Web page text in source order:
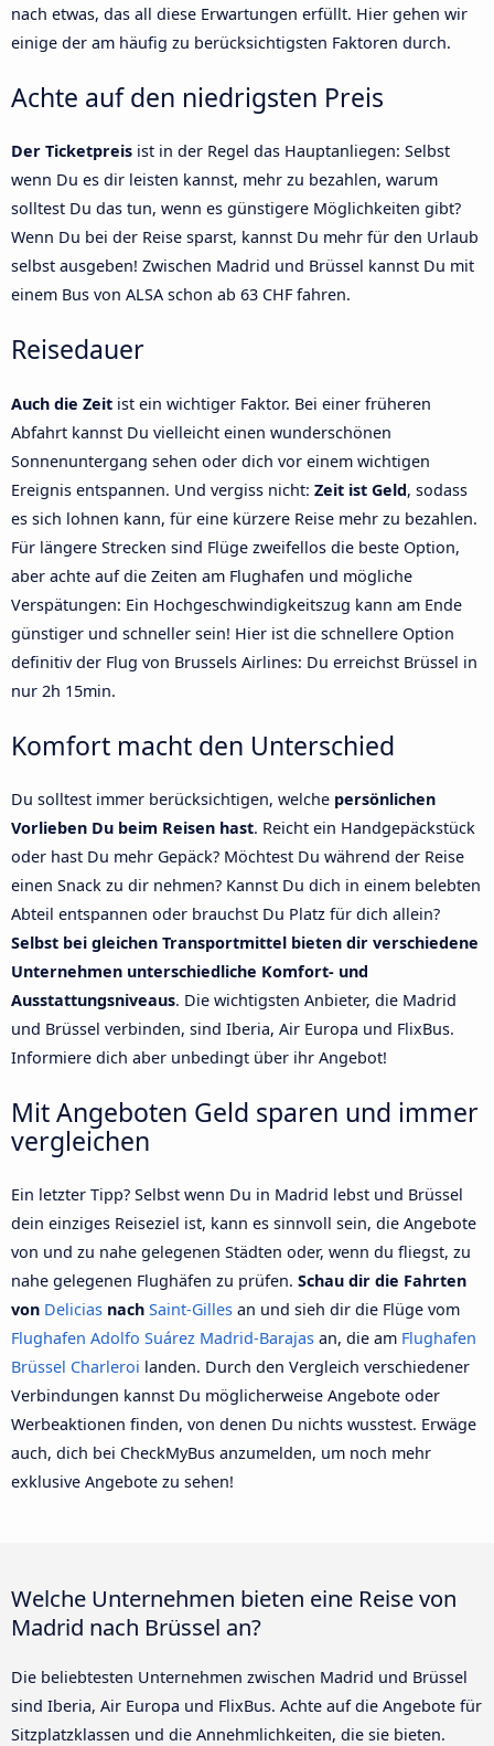
nach etwas, das all diese Erwartungen erfüllt. Hier gehen wir
einige der am häufig zu berücksichtigsten Faktoren durch.
Achte auf den niedrigsten Preis
Der Ticketpreis ist in der Regel das Hauptanliegen: Selbst
wenn Du es dir leisten kannst, mehr zu bezahlen, warum
solltest Du das tun, wenn es günstigere Möglichkeiten gibt?
Wenn Du bei der Reise sparst, kannst Du mehr für den Urlaub
selbst ausgeben! Zwischen Madrid und Brüssel kannst Du mit
einem Bus von ALSA schon ab 63 CHF fahren.
Reisedauer
Auch die Zeit ist ein wichtiger Faktor. Bei einer früheren
Abfahrt kannst Du vielleicht einen wunderschönen
Sonnenuntergang sehen oder dich vor einem wichtigen
Ereignis entspannen. Und vergiss nicht: Zeit ist Geld, sodass
es sich lohnen kann, für eine kürzere Reise mehr zu bezahlen.
Für längere Strecken sind Flüge zweifellos die beste Option,
aber achte auf die Zeiten am Flughafen und mögliche
Verspätungen: Ein Hochgeschwindigkeitszug kann am Ende
günstiger und schneller sein! Hier ist die schnellere Option
definitiv der Flug von Brussels Airlines: Du erreichst Brüssel in
nur 2h 15min.
Komfort macht den Unterschied
Du solltest immer berücksichtigen, welche persönlichen
Vorlieben Du beim Reisen hast. Reicht ein Handgepäckstück
oder hast Du mehr Gepäck? Möchtest Du während der Reise
einen Snack zu dir nehmen? Kannst Du dich in einem belebten
Abteil entspannen oder brauchst Du Platz für dich allein?
Selbst bei gleichen Transportmittel bieten dir verschiedene
Unternehmen unterschiedliche Komfort- und
Ausstattungsniveaus. Die wichtigsten Anbieter, die Madrid
und Brüssel verbinden, sind Iberia, Air Europa und FlixBus.
Informiere dich aber unbedingt über ihr Angebot!
Mit Angeboten Geld sparen und immer
vergleichen
Ein letzter Tipp? Selbst wenn Du in Madrid lebst und Brüssel
dein einziges Reiseziel ist, kann es sinnvoll sein, die Angebote
von und zu nahe gelegenen Städten oder, wenn du fliegst, zu
nahe gelegenen Flughäfen zu prüfen. Schau dir die Fahrten
von Delicias nach Saint-Gilles an und sieh dir die Flüge vom
Flughafen Adolfo Suárez Madrid-Barajas an, die am Flughafen
Brüssel Charleroi landen. Durch den Vergleich verschiedener
Verbindungen kannst Du möglicherweise Angebote oder
Werbeaktionen finden, von denen Du nichts wusstest. Erwäge
auch, dich bei CheckMyBus anzumelden, um noch mehr
exklusive Angebote zu sehen!
Welche Unternehmen bieten eine Reise von
Madrid nach Brüssel an?
Die beliebtesten Unternehmen zwischen Madrid und Brüssel
sind Iberia, Air Europa und FlixBus. Achte auf die Angebote für
Sitzplatzklassen und die Annehmlichkeiten, die sie bieten.